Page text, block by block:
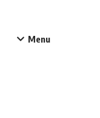
Menu